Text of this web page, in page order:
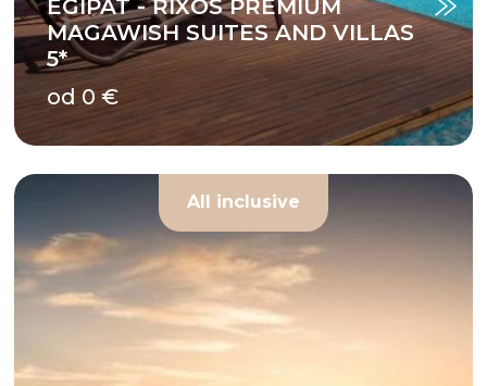
EGIPAT - RIXOS PREMIUM
MAGAWISH SUITES AND VILLAS
5*
od 0 €
All inclusive